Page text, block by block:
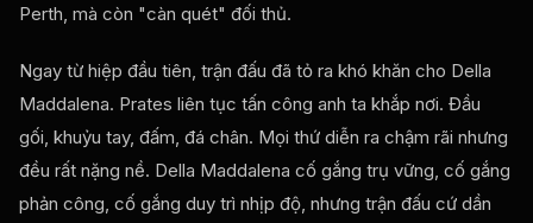
Perth, mà còn "càn quét" đối thủ.
Ngay từ hiệp đầu tiên, trận đấu đã tỏ ra khó khăn cho Della
Maddalena. Prates liên tục tấn công anh ta khắp nơi. Đầu
gối, khuỷu tay, đấm, đá chân. Mọi thứ diễn ra chậm rãi nhưng
đều rất nặng nề. Della Maddalena cố gắng trụ vững, cố gắng
phản công, cố gắng duy trì nhịp độ, nhưng trận đấu cứ dần